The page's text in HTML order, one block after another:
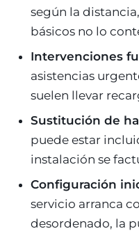
según la
básicos no lo
Intervenciones
asistencias
suelen llevar
Sustitución de
puede estar
instalación se
Configuración
servicio arranca
desordenado, la